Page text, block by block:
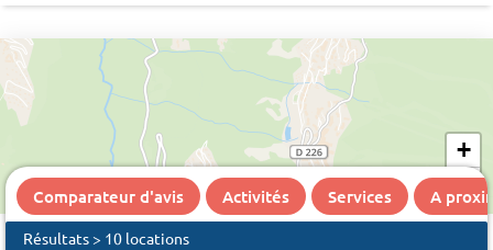
+
−
Comparateur d'avis Activités Services A
Résultats > 10 locations